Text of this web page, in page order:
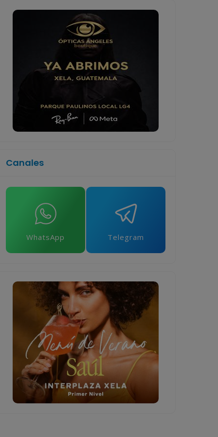
Canales
WhatsApp Telegram